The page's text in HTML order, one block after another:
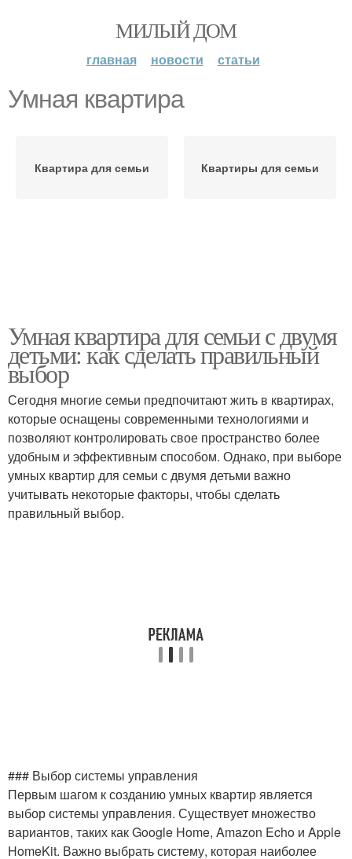
МИЛЫЙ ДОМ
главная новости статьи
Умная квартира
Квартира для семьи Квартиры для семьи
Умная квартира для семьи с двумя
детьми: как сделать правильный
выбор
Сегодня многие семьи предпочитают жить в квартирах,
которые оснащены современными технологиями и
позволяют контролировать свое пространство более
удобным и эффективным способом. Однако, при выборе
умных квартир для семьи с двумя детьми важно
учитывать некоторые факторы, чтобы сделать
правильный выбор.
### Выбор системы управления
Первым шагом к созданию умных квартир является
выбор системы управления. Существует множество
вариантов, таких как Google Home, Amazon Echo и Apple
HomeKit. Важно выбрать систему, которая наиболее